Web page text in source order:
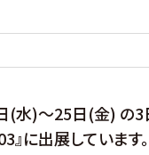
(水)～25日(金) の3
』に出展しています。